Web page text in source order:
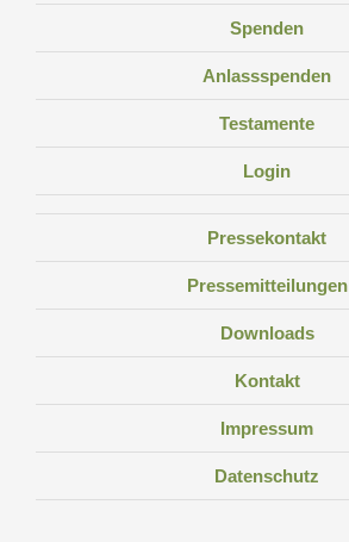
Spenden
Anlassspenden
Testamente
Login
Pressekontakt
Pressemitteilungen
Downloads
Kontakt
Impressum
Datenschutz